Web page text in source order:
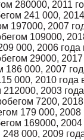
280000, 2011
241 000,
197000, 2007
109000,
000, 2006
29000,
186 000, 2007
000, 2010 года
2003
7200,
179 000,
169000,
000, 2009